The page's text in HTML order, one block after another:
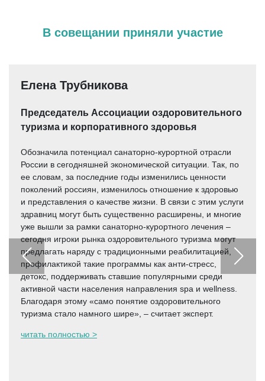
В совещании приняли участие
Елена Трубникова
Председатель Ассоциации оздоровительного
туризма и корпоративного здоровья
Обозначила потенциал санаторно-курортной отрасли
России в сегодняшней экономической ситуации. Так, по
ее словам, за последние годы изменились ценности
поколений россиян, изменилось отношение к здоровью
и представления о качестве жизни. В связи с этим услуги
здравниц могут быть существенно расширены, и многие
уже вышли за рамки санаторно-курортного лечения –
сегодня игроки рынка оздоровительного туризма могут
предлагать наряду с традиционными реабилитацией,
профилактикой такие программы как анти-стресс,
детокс, поддерживать ставшие популярными среди
активной части населения направления spa и wellness.
Благодаря этому «само понятие оздоровительного
туризма стало намного шире», – считает эксперт.
читать полностью >